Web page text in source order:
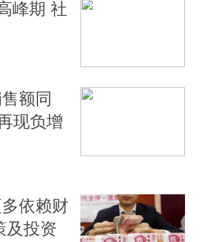
峰期 社
额同
现负增
依赖财
及投资